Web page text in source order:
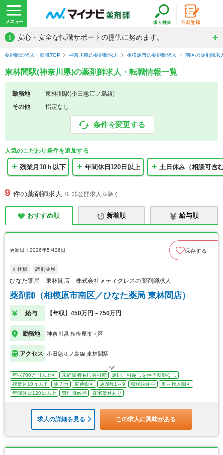
! 安心・安全な転職サポートの提供に努めます。
薬剤師の求人・転職TOP 神奈川県の薬剤師求人 相模原市の薬剤師求人 南区の薬剤師求
東林間駅(神奈川県)の薬剤師求人・転職情報一覧
勤務地
東林間駅(小田急江ノ島線)
その他
指定なし
条件を変更する
人気のこだわり条件を追加する
残業月10ｈ以下 年間休日120日以上 土日休み（相談可含
9 件の薬剤師求人 ※ 非公開求人を除く
おすすめ順 新着順 給与順
更新日：2026年5月26日 保存する
正社員 調剤薬局
ひなた薬局 東林間店 株式会社メディグレスの薬剤師求人
薬剤師（相模原市南区／ひなた薬局 東林間店）
給与 【年収】450万円～750万円
勤務地 神奈川県 相模原市南区
アクセス 小田急江ノ島線 東林間駅
年収700万円以上可 未経験者も応募可能
原則、引越しを伴う転勤なし
残業月10ｈ以下
駅チカ 車通勤可 店舗数1～9 積極採用中
夏～秋入職可
年間休日120日以上
管理職候補 在宅業務あり
求人の詳細を見る この求人に興味がある